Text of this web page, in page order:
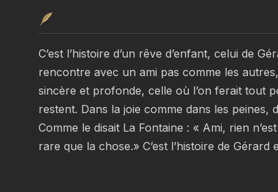
🪶
C’est l’histoire d’un rêve d’enfant, celui de
rencontre avec un ami pas comme les autres,
sincère et profonde, celle où l’on ferait tout
restent. Dans la joie comme dans les peines,
Comme le disait La Fontaine : « Ami, rien
rare que la chose.» C’est l’histoire de Gérard